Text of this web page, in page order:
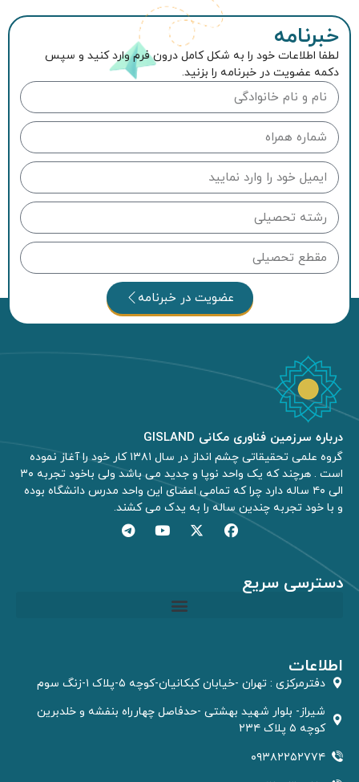
خبرنامه
لطفا اطلاعات خود را به شکل کامل درون فرم وارد کنید و سپس
دکمه عضویت در خبرنامه را بزنید.
عضویت در خبرنامه
درباره سرزمین فناوری مکانی GISLAND
گروه علمی تحقیقاتی چشم انداز در سال ۱۳۸۱ کار خود را آغاز نموده
است . هرچند که یک واحد نوپا و جدید می باشد ولی باخود تجربه ۳۰
الی ۴۰ ساله دارد چرا که تمامی اعضای این واحد مدرس دانشگاه بوده
و با خود تجربه چندین ساله را به یدک می کشند.
دسترسی سریع
اطلاعات
دفترمركزى : تهران -خیابان کبکانیان-کوچه ۵-پلاک ۱-زنگ سوم
شیراز- بلوار شهید بهشتی -حدفاصل چهارراه بنفشه و خلدبرین
کوچه ۵ پلاک ۲۳۴
۰۹۳۸۲۲۵۲۷۷۴